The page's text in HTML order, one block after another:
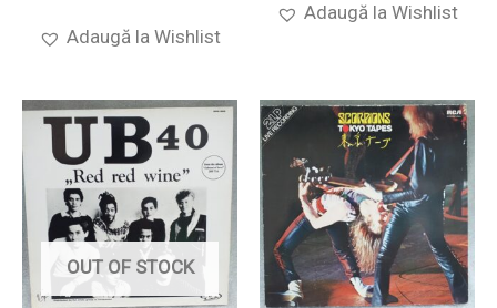
Adaugă la Wishlist
Adaugă la Wishlist
OUT OF STOCK